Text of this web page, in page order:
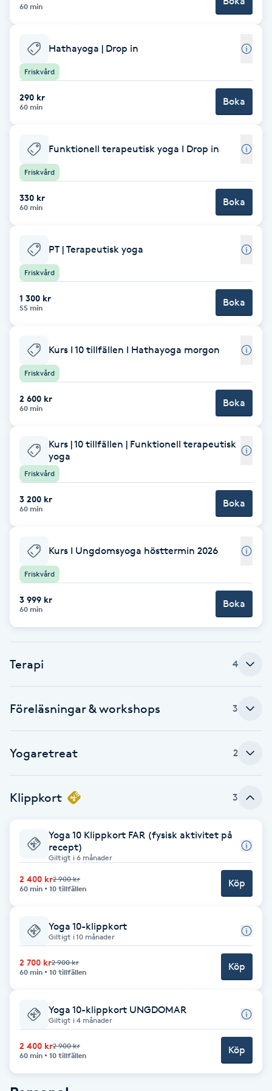
Babylights
Balayage
Barber
Barnklippning
BIAB
Blowout
Bottenfärg
Brynformning
Brynfärgning
Brynplockning
Bröllopsuppsättning
Celluliter
Coachning
Color correction
Cryoterapi
Damklippning
Dermapen
Diamantslipning
E
Enzympeeling
Extensions
Face framing
Fet hårbotten
Fettreducering
Fotmassage
60 min
Hathayoga | Drop in
Friskvård
290 kr
60 min Boka
Funktionell terapeutisk yoga I Drop in
Friskvård
330 kr
60 min Boka
PT | Terapeutisk yoga
Friskvård
1 300 kr
55 min Boka
Kurs I 10 tillfällen I Hathayoga morgon
Friskvård
2 600 kr
60 min Boka
Kurs | 10 tillfällen | Funktionell terapeutisk
yoga
Friskvård
3 200 kr
60 min Boka
Kurs I Ungdomsyoga hösttermin 2026
Friskvård
3 999 kr
60 min Boka
Terapi 4
Föreläsningar & workshops 3
Yogaretreat 2
Klippkort 3
Yoga 10 Klippkort FAR (fysisk aktivitet på
recept)
Giltigt i 6 månader
2 400 kr2 900 kr
60 min
10 tillfällen Köp
Yoga 10-klippkort
Giltigt i 10 månader
2 700 kr2 900 kr
60 min
10 tillfällen Köp
Yoga 10-klippkort UNGDOMAR
Giltigt i 4 månader
2 400 kr2 900 kr
60 min
10 tillfällen Köp